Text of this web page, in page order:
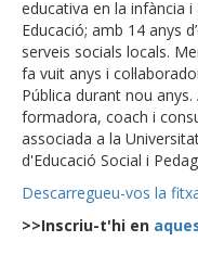
educativa en la infància
Educació; amb 14 anys
serveis socials locals.
fa vuit anys i
Pública durant nou
formadora, coach i
associada a la
d'Educació Social i
Descarregueu-vos la
>>Inscriu-t'hi en